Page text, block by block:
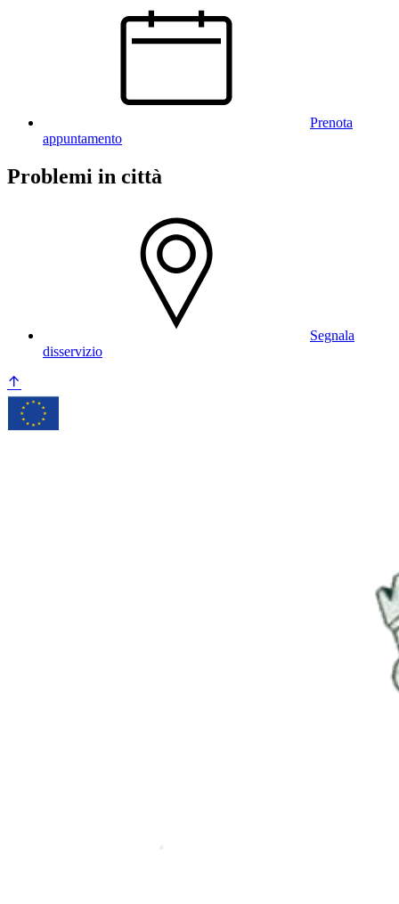
Prenota
appuntamento
Problemi in città
Segnala
disservizio